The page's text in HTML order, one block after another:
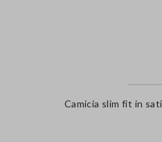
Camicia slim fit in